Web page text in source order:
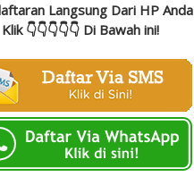
Langsung Dari HP Anda
Klik 👇👇👇👇👇 Di Bawah ini!